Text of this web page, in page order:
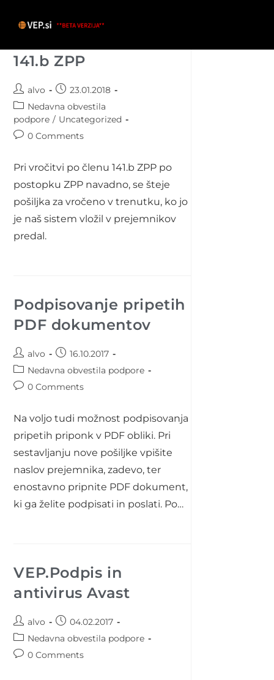
141.b ZPP
Post
author:
alvo
Post
published:
23.01.2018
Post
category:
Nedavna obvestila
podpore / Uncategorized
Post0 Comments
Pri vročitvi po členu 141.b ZPP po
postopku ZPP navadno, se šteje
pošiljka za vročeno v trenutku, ko jo
je naš sistem vložil v prejemnikov
predal.
Podpisovanje pripetih
PDF dokumentov
Post
author:
alvo
Post
published:
16.10.2017
Post
category:
Nedavna obvestila podpore
Post0 Comments
Na voljo tudi možnost podpisovanja
pripetih priponk v PDF obliki. Pri
sestavljanju nove pošiljke vpišite
naslov prejemnika, zadevo, ter
enostavno pripnite PDF dokument,
ki ga želite podpisati in poslati. Po…
VEP.Podpis in
antivirus Avast
Post
author:
alvo
Post
published:
04.02.2017
Post
category:
Nedavna obvestila podpore
Post0 Comments